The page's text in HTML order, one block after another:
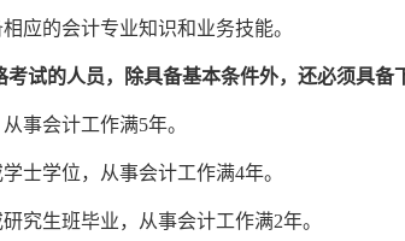
应的会计专业知识和业务技能。
试的人员，除具备基本条件外，还必须具备
事会计工作满5年。
士学位，从事会计工作满4年。
究生班毕业，从事会计工作满2年。